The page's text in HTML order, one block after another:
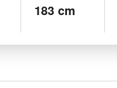
183 cm